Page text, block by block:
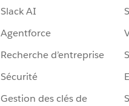
Slack AI
Agentforce
Recherche d’entreprise
Sécurité
Gestion des clés de